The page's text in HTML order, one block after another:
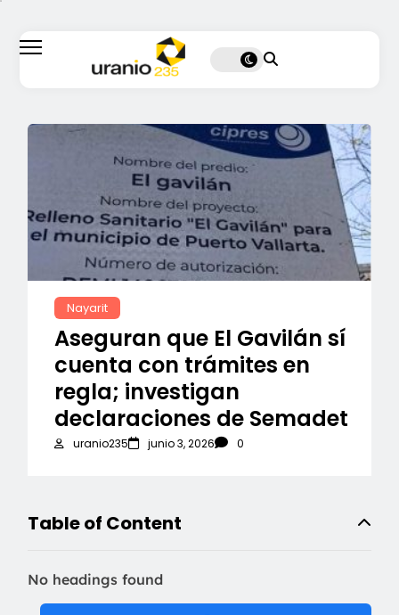
Nayarit
Aseguran que El Gavilán sí
cuenta con trámites en
regla; investigan
declaraciones de Semadet
uranio235 junio 3, 2026 0
Table of Content
No headings found